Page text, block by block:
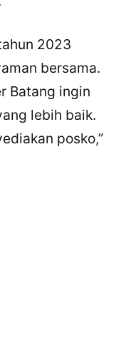
2023
bersama.
Batang ingin
lebih baik.
posko,”